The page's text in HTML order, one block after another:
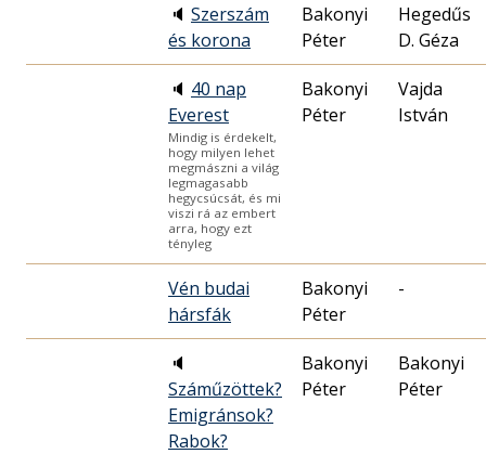
🔈 Szerszám
és korona
Bakonyi
Péter
Hegedűs
D. Géza
🔈 40 nap
Everest
Mindig is érdekelt,
hogy milyen lehet
megmászni a világ
legmagasabb
hegycsúcsát, és mi
viszi rá az embert
arra, hogy ezt
tényleg
Bakonyi
Péter
Vajda
István
Vén budai
hársfák
Bakonyi
Péter
-
🔈
Száműzöttek?
Emigránsok?
Rabok?
Bakonyi
Péter
Bakonyi
Péter